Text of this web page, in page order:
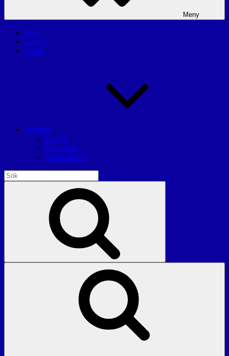
Meny
Hem
Galleri
Arkiv
Medlem
Log In
Registrera
Ändra profil
Sök
efter: